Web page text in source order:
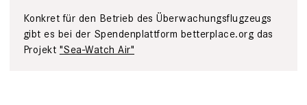
Konkret für den Betrieb des Überwachungsflugzeugs
gibt es bei der Spendenplattform betterplace.org das
Projekt "Sea-Watch Air"